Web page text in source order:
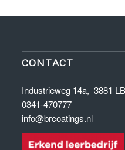
CONTACT
Industrieweg 14a, 3881
0341-470777
info@brcoatings.nl